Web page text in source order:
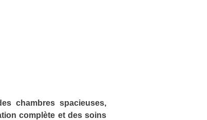
chambres spacieuses,
complète et des soins